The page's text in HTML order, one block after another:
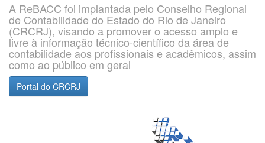
A ReBACC foi implantada pelo Conselho Regional
de Contabilidade do Estado do Rio de Janeiro
(CRCRJ), visando a promover o acesso amplo e
livre à informação técnico-científico da área de
contabilidade aos profissionais e acadêmicos, assim
como ao público em geral
Portal do CRCRJ